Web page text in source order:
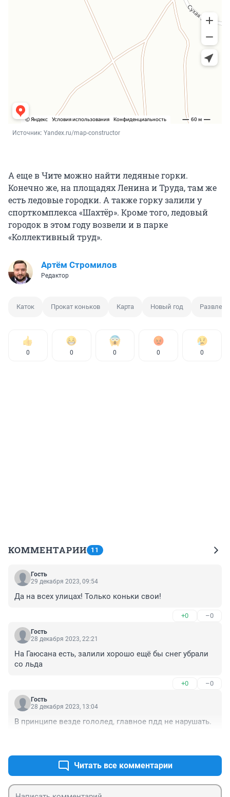
Источник: Yandex.ru/map-constructor
А еще в Чите можно найти ледяные горки.
Конечно же, на площадях Ленина и Труда, там же
есть ледовые городки. А также горку залили у
спорткомплекса «Шахтёр». Кроме того, ледовый
городок в этом году возвели и в парке
«Коллективный труд».
Артём Стромилов
Редактор
Каток Прокат коньков Карта Новый год
0 0 0 0 0
КОММЕНТАРИИ 11
Гость
29 декабря 2023, 09:54
Да на всех улицах! Только коньки свои!
+0 –0
Гость
28 декабря 2023, 22:21
На Гаюсана есть, залили хорошо ещё бы снег убрали
со льда
+0 –0
Гость
28 декабря 2023, 13:04
В принципе везде гололед, главное пдд не нарушать.
Читать все комментарии